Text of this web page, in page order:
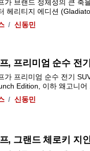
가 브랜드 정체성의 큰 축
헤리티지 에디션
신동민
, 프리미엄 순수 전
가 프리미엄 순수 전기
Edition, 이하 왜고니어
신동민
, 그랜드 체로키 지